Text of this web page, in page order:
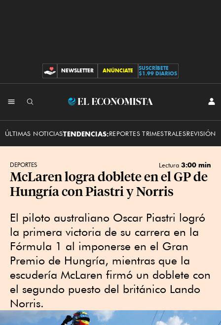
CONTRIBUCIONES
NEWSLETTER ANÚNCIATE
SUSCRÍBETE
$1.99 DIARIOS
El
ÚLTIMAS NOTICIASTENDENCIAS:REPORTES TRIMESTRALESREVISIÓN
DEPORTES Lectura 3:00 min
McLaren logra doblete en el GP de
Hungría con Piastri y Norris
El piloto australiano Oscar Piastri logró
la primera victoria de su carrera en la
Fórmula 1 al imponerse en el Gran
Premio de Hungría, mientras que la
escudería McLaren firmó un doblete con
el segundo puesto del británico Lando
Norris.